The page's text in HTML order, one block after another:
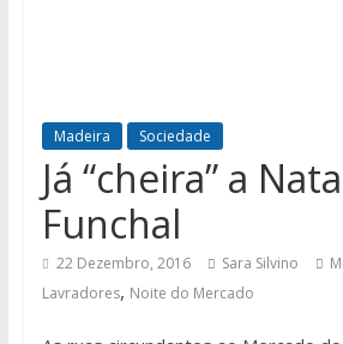
Madeira Sociedade
Já “cheira” a
Funchal
22 Dezembro, 2016 Sara Silvino
Lavradores, Noite do Mercado